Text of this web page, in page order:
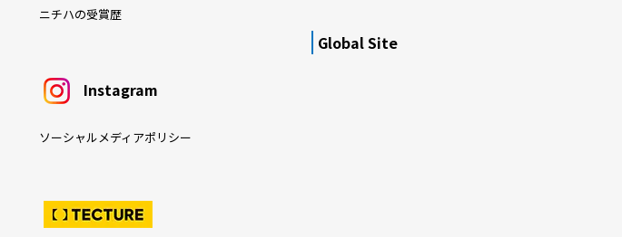
ニチハの受賞歴
Instagram
ソーシャルメディアポリシー
Global Site